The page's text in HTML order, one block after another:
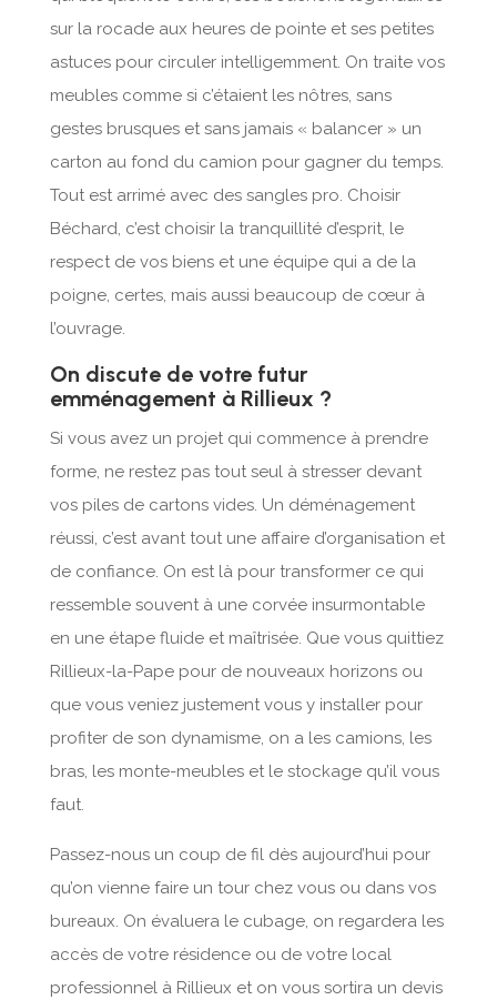
sur la rocade aux heures de pointe et ses petites
astuces pour circuler intelligemment. On traite vos
meubles comme si c’étaient les nôtres, sans
gestes brusques et sans jamais « balancer » un
carton au fond du camion pour gagner du temps.
Tout est arrimé avec des sangles pro. Choisir
Béchard, c’est choisir la tranquillité d’esprit, le
respect de vos biens et une équipe qui a de la
poigne, certes, mais aussi beaucoup de cœur à
l’ouvrage.
On discute de votre futur
emménagement à Rillieux ?
Si vous avez un projet qui commence à prendre
forme, ne restez pas tout seul à stresser devant
vos piles de cartons vides. Un déménagement
réussi, c’est avant tout une affaire d’organisation et
de confiance. On est là pour transformer ce qui
ressemble souvent à une corvée insurmontable
en une étape fluide et maîtrisée. Que vous quittiez
Rillieux-la-Pape pour de nouveaux horizons ou
que vous veniez justement vous y installer pour
profiter de son dynamisme, on a les camions, les
bras, les monte-meubles et le stockage qu’il vous
faut.
Passez-nous un coup de fil dès aujourd’hui pour
qu’on vienne faire un tour chez vous ou dans vos
bureaux. On évaluera le cubage, on regardera les
accès de votre résidence ou de votre local
professionnel à Rillieux et on vous sortira un devis